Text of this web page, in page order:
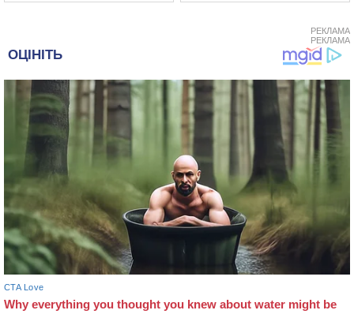
РЕКЛАМА
РЕКЛАМА